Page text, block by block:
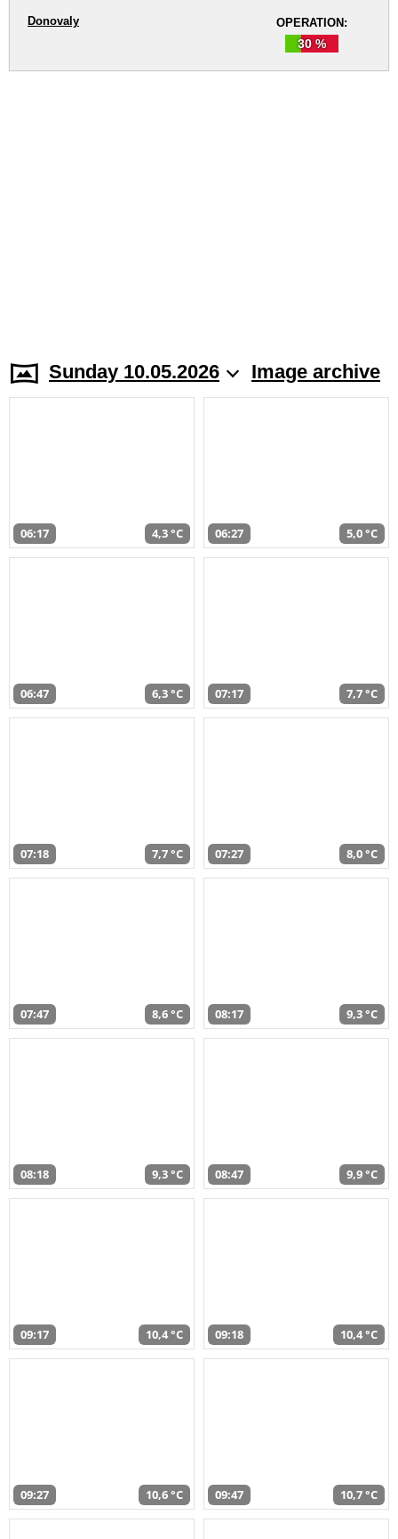
OPERATION:
30 %
Donovaly
Sunday 10.05.2026 Image archive
06:17 4,3 °C 06:27 5,0 °C
06:47 6,3 °C 07:17 7,7 °C
07:18 7,7 °C 07:27 8,0 °C
07:47 8,6 °C 08:17 9,3 °C
08:18 9,3 °C 08:47 9,9 °C
09:17 10,4 °C 09:18 10,4 °C
09:27 10,6 °C 09:47 10,7 °C